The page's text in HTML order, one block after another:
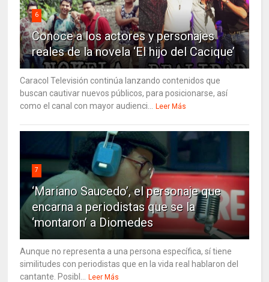
6
Conoce a los actores y personajes
reales de la novela ‘El hijo del Cacique’
Caracol Televisión continúa lanzando contenidos que
buscan cautivar nuevos públicos, para posicionarse, así
como el canal con mayor audienci...
Leer Más
7
‘Mariano Saucedo’, el personaje que
encarna a periodistas que se la
‘montaron’ a Diomedes
Aunque no representa a una persona específica, sí tiene
similitudes con periodistas que en la vida real hablaron del
cantante. Posibl...
Leer Más